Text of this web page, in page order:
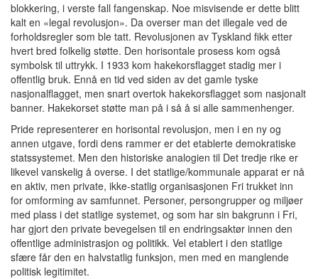
blokkering, i verste fall fangenskap. Noe misvisende er dette blitt
kalt en «legal revolusjon». Da overser man det illegale ved de
forholdsregler som ble tatt. Revolusjonen av Tyskland fikk etter
hvert bred folkelig støtte. Den horisontale prosess kom også
symbolsk til uttrykk. I 1933 kom hakekorsflagget stadig mer i
offentlig bruk. Ennå en tid ved siden av det gamle tyske
nasjonalflagget, men snart overtok hakekorsflagget som nasjonalt
banner. Hakekorset støtte man på i så å si alle sammenhenger.
Pride representerer en horisontal revolusjon, men i en ny og
annen utgave, fordi dens rammer er det etablerte demokratiske
statssystemet. Men den historiske analogien til Det tredje rike er
likevel vanskelig å overse. I det statlige/kommunale apparat er nå
en aktiv, men private, ikke-statlig organisasjonen Fri trukket inn
for omforming av samfunnet. Personer, persongrupper og miljøer
med plass i det statlige systemet, og som har sin bakgrunn i Fri,
har gjort den private bevegelsen til en endringsaktør innen den
offentlige administrasjon og politikk. Vel etablert i den statlige
sfære får den en halvstatlig funksjon, men med en manglende
politisk legitimitet.